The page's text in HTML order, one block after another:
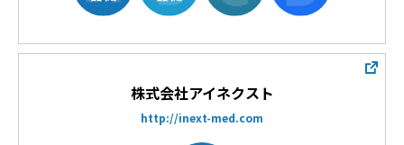
株式会社アイネクスト
http://inext-med.com